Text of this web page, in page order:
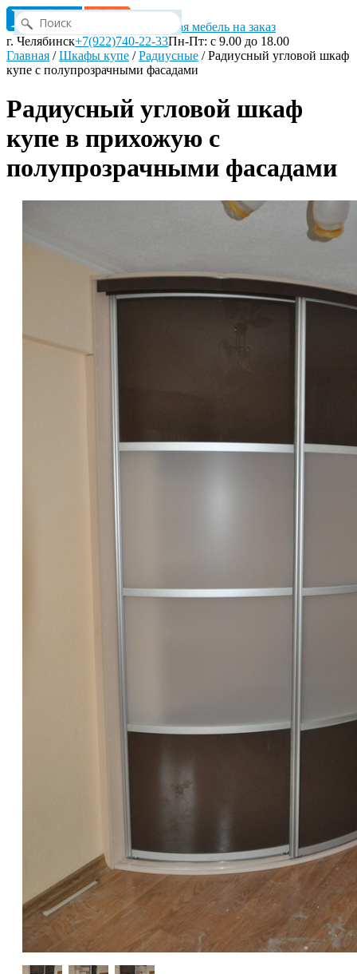
Корпусная мебель на заказ
г. Челябинск+7(922)740-22-33Пн-Пт: с 9.00 до 18.00
Главная /Шкафы купе /Радиусные /Радиусный угловой шкаф
купе с полупрозрачными фасадами
Радиусный угловой шкаф
купе в прихожую с
полупрозрачными фасадами